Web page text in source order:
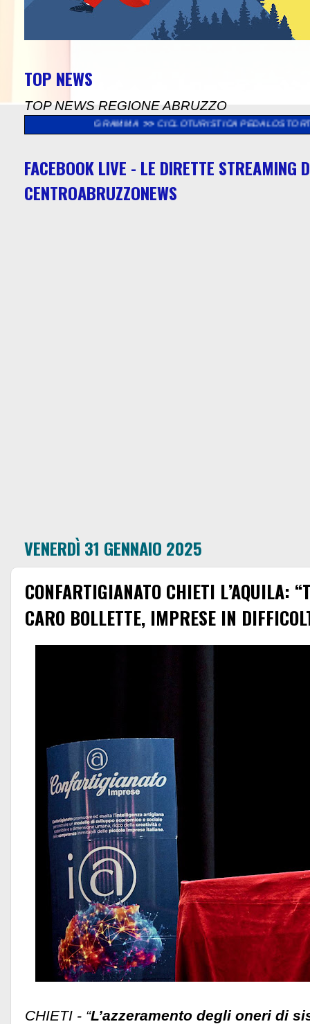
TOP NEWS
TOP NEWS REGIONE ABRUZZO
CICLOTURISTICA PEDALOSTORTO:
FACEBOOK LIVE - LE DIRETTE STREAMING
CENTROABRUZZONEWS
VENERDÌ 31 GENNAIO 2025
CONFARTIGIANATO CHIETI L’AQUILA:
CARO BOLLETTE, IMPRESE IN
CHIETI - “L’azzeramento degli oneri di